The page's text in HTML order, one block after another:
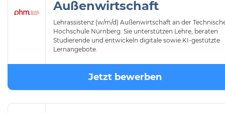
Außenwirtschaft
Lehrassistenz (w/m/d) Außenwirtschaft an der
Hochschule Nürnberg: Sie unterstützen Lehre, beraten
Studierende und entwickeln digitale sowie KI-gestützte
Lernangebote.
Jetzt bewerben